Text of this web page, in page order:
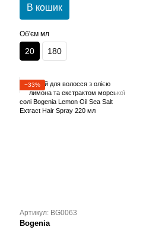
В кошик
Об'єм мл
20 180
−33%
Артикул: BG0063
Bogenia